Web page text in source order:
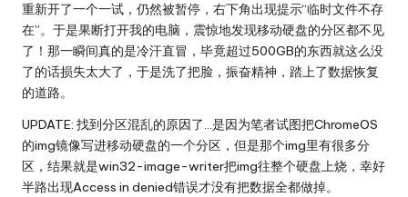
重新开了一个一试，仍然被暂停，右下角出现提示“临时文件不存
在”。于是果断打开我的电脑，震惊地发现移动硬盘的分区都不见
了！那一瞬间真的是冷汗直冒，毕竟超过500GB的东西就这么没
了的话损失太大了，于是洗了把脸，振奋精神，踏上了数据恢复
的道路。
UPDATE: 找到分区混乱的原因了…是因为笔者试图把ChromeOS
的img镜像写进移动硬盘的一个分区，但是那个img里有很多分
区，结果就是win32-image-writer把img往整个硬盘上烧，幸好
半路出现Access in denied错误才没有把数据全都做掉。